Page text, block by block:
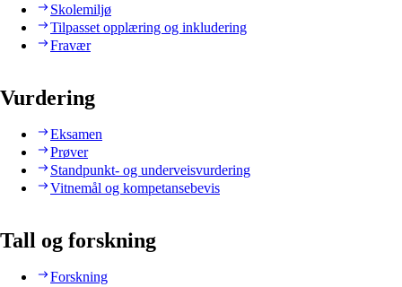
Skolemiljø
Tilpasset opplæring og inkludering
Fravær
Vurdering
Eksamen
Prøver
Standpunkt- og underveisvurdering
Vitnemål og kompetansebevis
Tall og forskning
Forskning